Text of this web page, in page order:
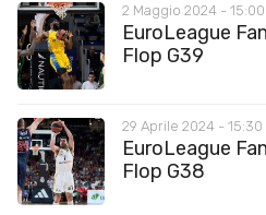
2 Maggio 2024 - 15:00
EuroLeague
Flop G39
29 Aprile 2024 - 15:30
EuroLeague
Flop G38